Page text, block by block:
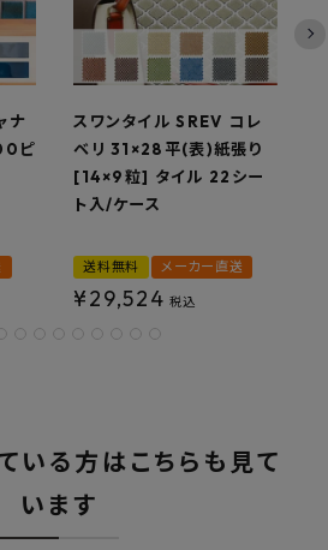
ナ
ピ
スワンタイル SREV コレ
ベリ 31×28平(表)紙張り
[14×9粒] タイル 22シー
ト入/ケース
送料無料 メーカー直送
¥29,524 税込
いる方はこちらも見て
います